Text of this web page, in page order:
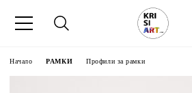
Начало РАМКИ Профили за рамки